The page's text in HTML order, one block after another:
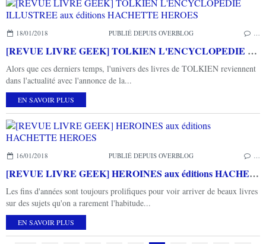
18/01/2018 PUBLIÉ DEPUIS OVERBLOG
[REVUE LIVRE GEEK] TOLKIEN L'ENCYCLOPEDIE ILLUSTREE aux éditions HACHETTE HEROES
Alors que ces derniers temps, l'univers des livres de TOLKIEN reviennent
dans l'actualité avec l'annonce de la...
EN SAVOIR PLUS
16/01/2018 PUBLIÉ DEPUIS OVERBLOG
[REVUE LIVRE GEEK] HEROINES aux éditions HACHETTE HEROES
Les fins d'années sont toujours prolifiques pour voir arriver de beaux livres
sur des sujets qu'on a rarement l'habitude...
EN SAVOIR PLUS